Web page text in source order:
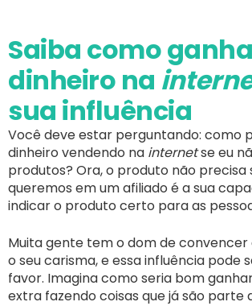
Saiba como
dinheiro na
sua influência
Você deve estar perguntando: como
dinheiro vendendo na internetse eu
produtos? Ora, o produto não precisa
queremos em um afiliado é a sua
indicar o produto certo para as
Muita gente tem o dom de
o seu carisma, e essa influência pode
favor. Imagina como seria bom
extra fazendo coisas que já são parte